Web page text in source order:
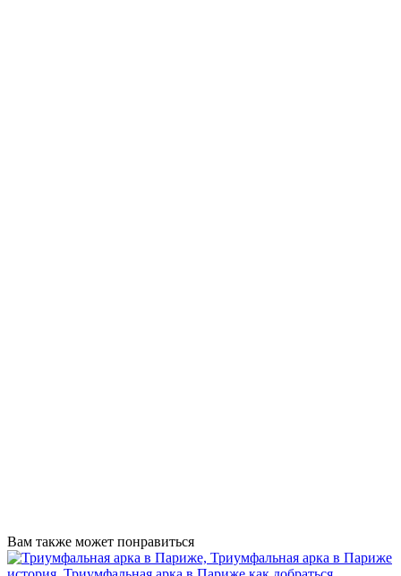
Вам также может понравиться